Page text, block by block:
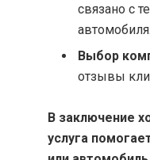
связано с
автомобиля.
Выбор
отзывы
В заключение
услуга